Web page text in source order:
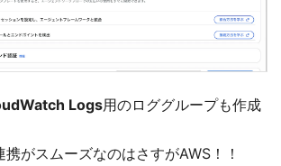
Logs用のロググループも作成
がスムーズなのはさすがAWS！！